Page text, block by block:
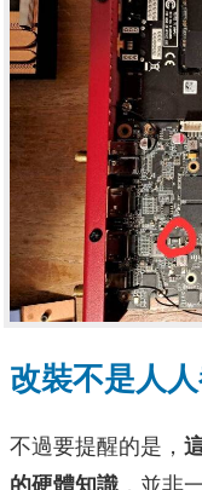
改裝不是人
不過要提醒的是，
的硬體知識 ，並非